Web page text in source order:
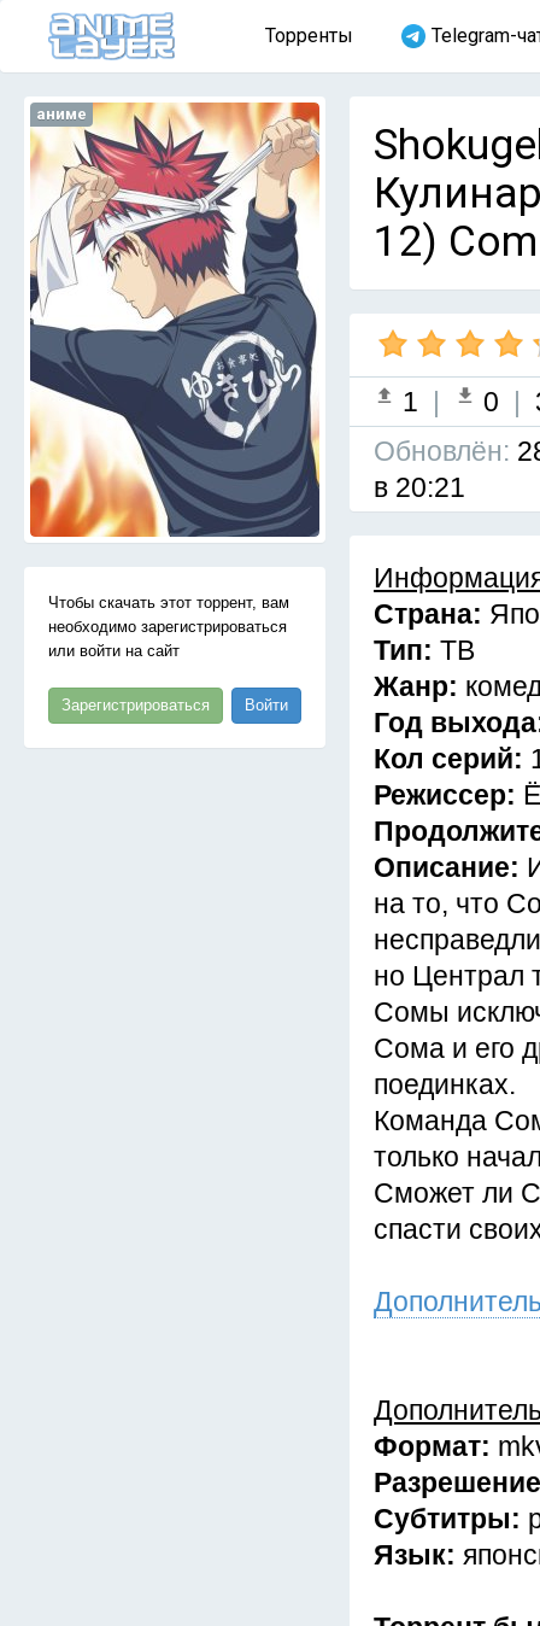
Торренты Telegram-
аниме
Чтобы скачать этот торрент, вам
необходимо зарегистрироваться
или войти на сайт
Зарегистрироваться Войти
12)
1 | 0 |
Обновлён:
в 20:21
Страна:
Тип: ТВ
Жанр:
Год
Кол серий:
Режиссер:
Описание:
на то, что
но Централ
Сомы
Сома и его
поединках.
Команда
только
Сможет ли
спасти
Формат:
Субтитры:
Язык: